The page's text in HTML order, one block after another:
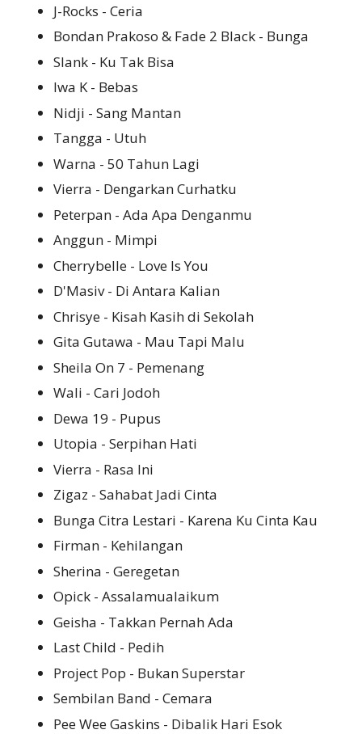
J-Rocks - Ceria
Bondan Prakoso & Fade 2 Black - Bunga
Slank - Ku Tak Bisa
Iwa K - Bebas
Nidji - Sang Mantan
Tangga - Utuh
Warna - 50 Tahun Lagi
Vierra - Dengarkan Curhatku
Peterpan - Ada Apa Denganmu
Anggun - Mimpi
Cherrybelle - Love Is You
D'Masiv - Di Antara Kalian
Chrisye - Kisah Kasih di Sekolah
Gita Gutawa - Mau Tapi Malu
Sheila On 7 - Pemenang
Wali - Cari Jodoh
Dewa 19 - Pupus
Utopia - Serpihan Hati
Vierra - Rasa Ini
Zigaz - Sahabat Jadi Cinta
Bunga Citra Lestari - Karena Ku Cinta Kau
Firman - Kehilangan
Sherina - Geregetan
Opick - Assalamualaikum
Geisha - Takkan Pernah Ada
Last Child - Pedih
Project Pop - Bukan Superstar
Sembilan Band - Cemara
Pee Wee Gaskins - Dibalik Hari Esok